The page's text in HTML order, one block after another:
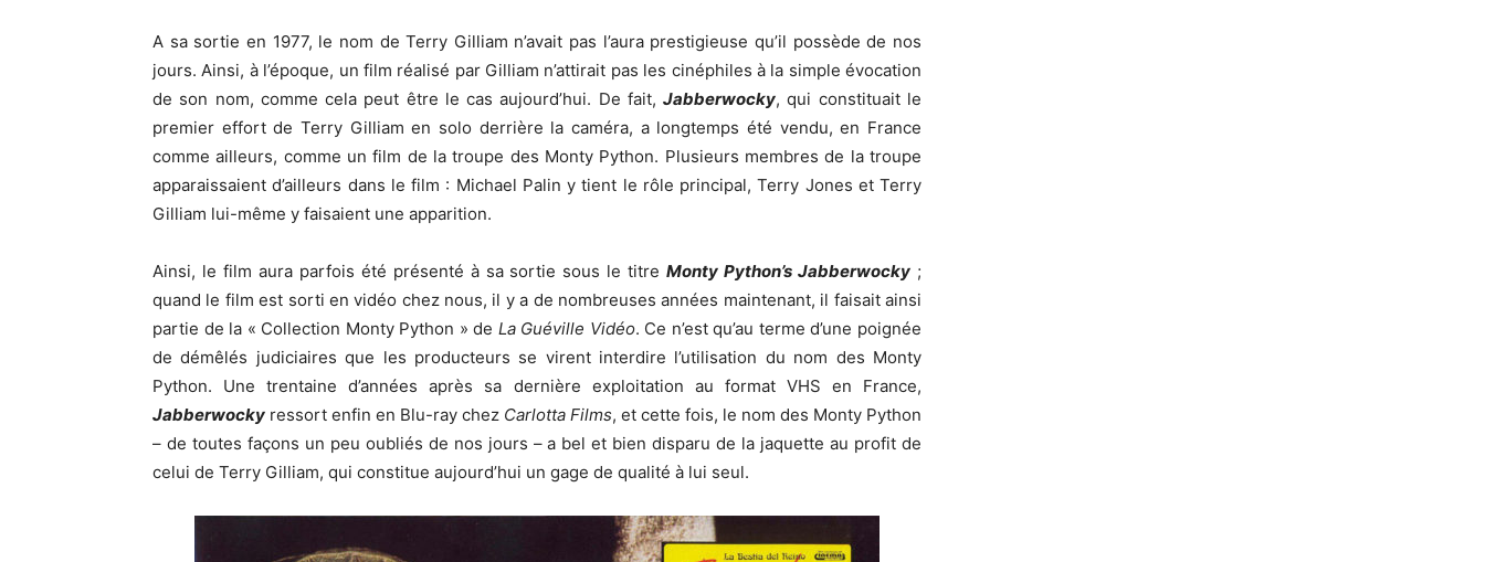
A sa sortie en 1977, le nom de Terry Gilliam n’avait pas l’aura prestigieuse qu’il possède de nos
jours. Ainsi, à l’époque, un film réalisé par Gilliam n’attirait pas les cinéphiles à la simple évocation
de son nom, comme cela peut être le cas aujourd’hui. De fait,Jabberwocky, qui constituait le
premier effort de Terry Gilliam en solo derrière la caméra, a longtemps été vendu, en France
comme ailleurs, comme un film de la troupe des Monty Python. Plusieurs membres de la troupe
apparaissaient d’ailleurs dans le film : Michael Palin y tient le rôle principal, Terry Jones et Terry
Gilliam lui-même y faisaient une apparition.
Ainsi, le film aura parfois été présenté à sa sortie sous le titreMonty Python’s Jabberwocky ;
quand le film est sorti en vidéo chez nous, il y a de nombreuses années maintenant, il faisait ainsi
partie de la « Collection Monty Python » de La Guéville Vidéo. Ce n’est qu’au terme d’une poignée
de démêlés judiciaires que les producteurs se virent interdire l’utilisation du nom des Monty
Python. Une trentaine d’années après sa dernière exploitation au format VHS en France,
Jabberwocky ressort enfin en Blu-ray chez Carlotta Films, et cette fois, le nom des Monty Python
– de toutes façons un peu oubliés de nos jours – a bel et bien disparu de la jaquette au profit de
celui de Terry Gilliam, qui constitue aujourd’hui un gage de qualité à lui seul.